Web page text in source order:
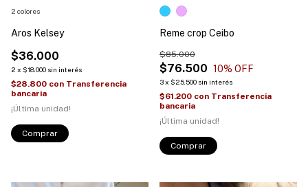
Aros Kelsey
$36.000
2 x $18.000 sin interés
$28.800 con Transferencia
bancaria
¡Última unidad!
2 colores
Comprar
Reme crop Ceibo
$76.500
$85.000
10% OFF
3x $25.500 sin interés
$61.200 con Transferencia
bancaria
¡Última unidad!
Comprar